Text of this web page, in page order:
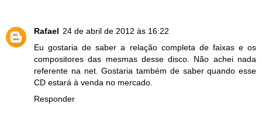
Rafael 24 de abril de 2012 às 16:22
Eu gostaria de saber a relação completa de faixas e os
compositores das mesmas desse disco. Não achei nada
referente na net. Gostaria também de saber quando esse
CD estará à venda no mercado.
Responder